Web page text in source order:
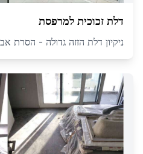
דלת זכוכית למרפסת
ניקיון דלת הזזה גדולה - הסרת